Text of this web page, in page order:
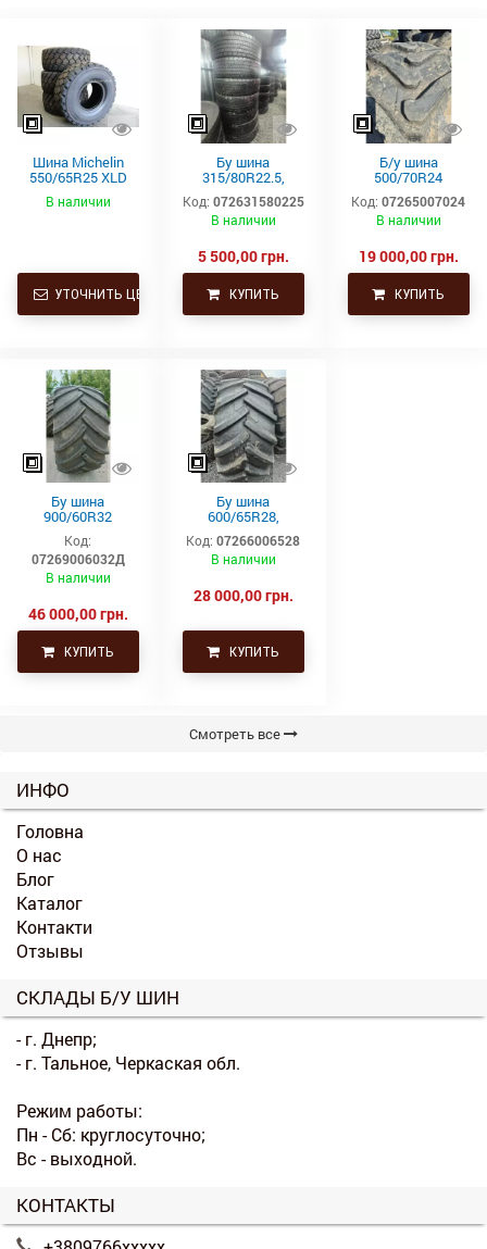
Шина Michelin
550/65R25 XLD
182A2 L3 TL
В наличии
УТОЧНИТЬ ЦЕНУ
Бу шина
315/80R22.5,
315/80Р22.5,
315х80R22.5,
315.80R22.5
ведущая
Код: 072631580225
В наличии
5 500,00 грн.
КУПИТЬ
Б/у шина
500/70R24
(19.5L24)
Trelleborg
Код: 07265007024
В наличии
19 000,00 грн.
КУПИТЬ
Бу шина
900/60R32
(35.5р32)
Continental SVT
Код:
07269006032Д
В наличии
46 000,00 грн.
КУПИТЬ
Бу шина
600/65R28,
600/65р28,
600х65х28
Uniglory (Униглори)
Код: 07266006528
В наличии
28 000,00 грн.
КУПИТЬ
Смотреть все
ИНФО
Головна
О нас
Блог
Каталог
Контакти
Отзывы
СКЛАДЫ Б/У ШИН
- г. Днепр;
- г. Тальное, Черкаская обл.
Режим работы:
Пн - Сб: круглосуточно;
Вс - выходной.
КОНТАКТЫ